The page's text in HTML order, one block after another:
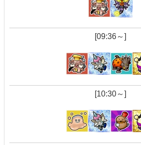
[09:36～]
[10:30～]